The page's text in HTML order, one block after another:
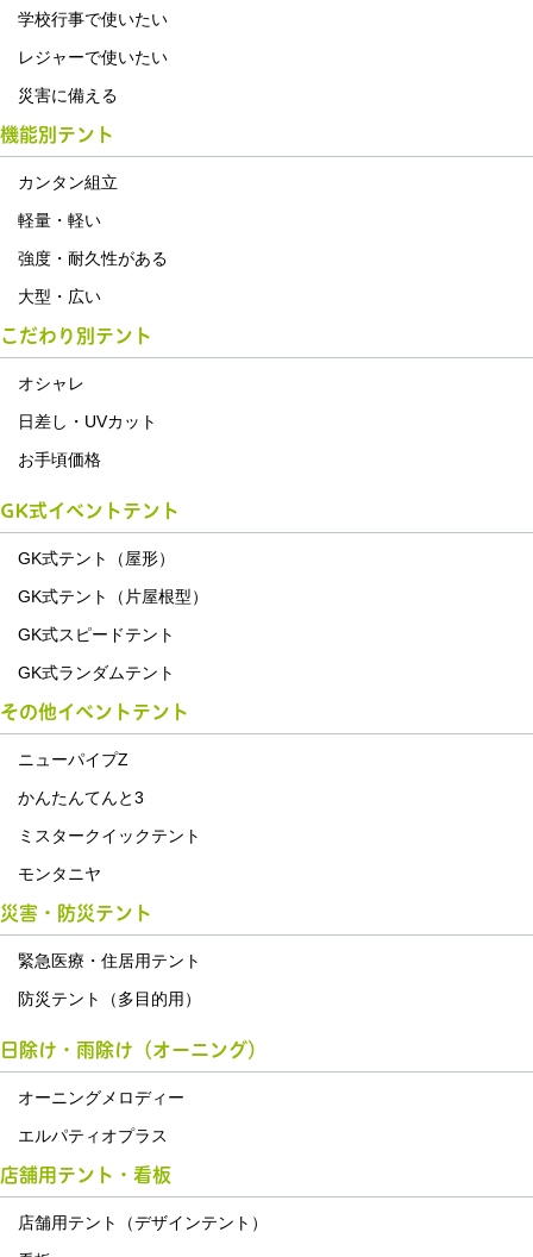
学校行事で使いたい
レジャーで使いたい
災害に備える
機能別テント
カンタン組立
軽量・軽い
強度・耐久性がある
大型・広い
こだわり別テント
オシャレ
日差し・UVカット
お手頃価格
GK式イベントテント
GK式テント（屋形）
GK式テント（片屋根型）
GK式スピードテント
GK式ランダムテント
その他イベントテント
ニューパイプZ
かんたんてんと3
ミスタークイックテント
モンタニヤ
災害・防災テント
緊急医療・住居用テント
防災テント（多目的用）
日除け・雨除け（オーニング）
オーニングメロディー
エルパティオプラス
店舗用テント・看板
店舗用テント（デザインテント）